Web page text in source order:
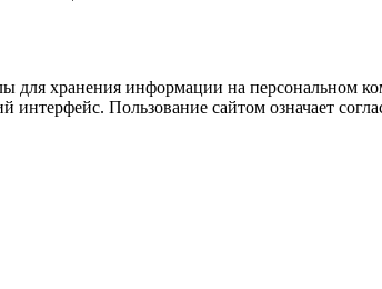
для хранения информации на персональном
интерфейс. Пользование сайтом означает